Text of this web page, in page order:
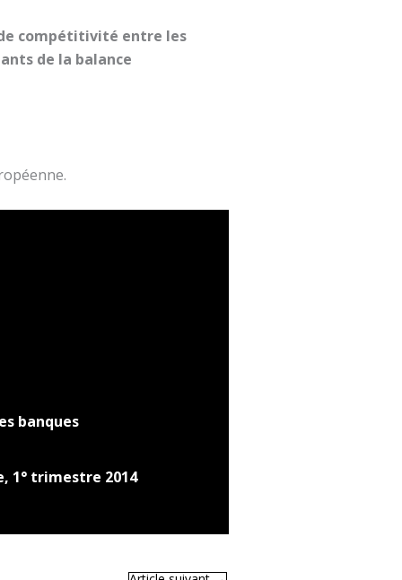
compétitivité entre les
de la balance
banques
1° trimestre 2014